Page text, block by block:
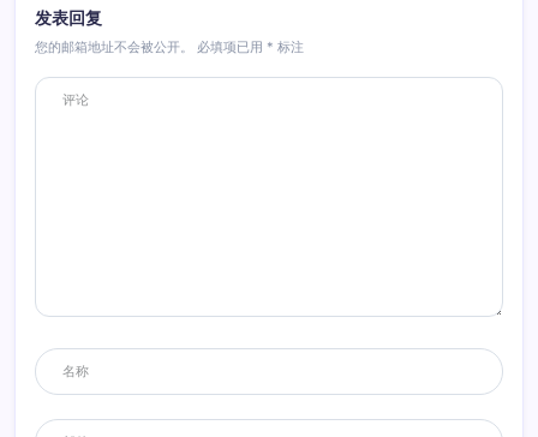
发表回复
您的邮箱地址不会被公开。 必填项已用 * 标注